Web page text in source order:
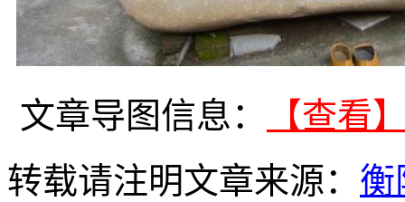
文章导图信息：
【查看
转载请注明文章来源： 衡